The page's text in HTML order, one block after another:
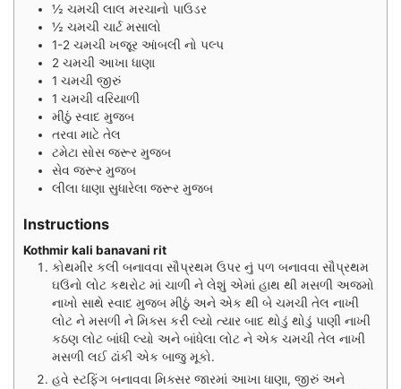
½ ચમચી લાલ મરચાનો પાઉડર
½ ચમચી ચાર્ટ મસાલો
1-2 ચમચી ખજૂર આંબલી નો પલ્પ
2 ચમચી આખા ધાણા
1 ચમચી જીરું
1 ચમચી વરિયાળી
મીઠું સ્વાદ મુજબ
તરવા માટે તેલ
ટમેટા સોસ જરૂર મુજબ
સેવ જરૂર મુજબ
લીલા ધાણા સુધારેલા જરૂર મુજબ
Instructions
Kothmir kali banavani rit
કોથમીર કલી બનાવવા સૌપ્રથમ ઉપર નું પળ બનાવવા સૌપ્રથમ
ઘઉંનો લોટ કથરોટ માં ચાળી ને લેશું એમાં હાથ થી મસળી અજમો
નાખો સાથે સ્વાદ મુજબ મીઠું અને એક થી બે ચમચી તેલ નાખી
લોટ ને મસળી ને મિક્સ કરી લ્યો ત્યાર બાદ થોડું થોડું પાણી નાખી
કઠણ લોટ બાંધી લ્યો અને બાંધેલા લોટ ને એક ચમચી તેલ નાખી
મસળી લઈ ઢાંકી એક બાજુ મૂકો.
હવે સ્ટફિંગ બનાવવા મિક્સર જારમાં આખા ધાણા, જીરું અને